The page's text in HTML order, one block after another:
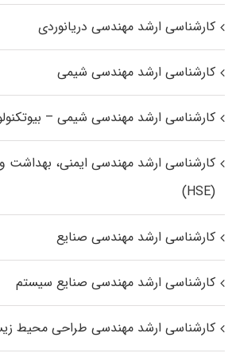
کارشناسی ارشد مهندسی دریانوردی
کارشناسی ارشد مهندسی شیمی
کارشناسی ارشد مهندسی شیمی –
کارشناسی ارشد مهندسی ایمنی،
(HSE)
کارشناسی ارشد مهندسی صنایع
کارشناسی ارشد مهندسی صنایع سیستم
کارشناسی ارشد مهندسی طراحی محیط